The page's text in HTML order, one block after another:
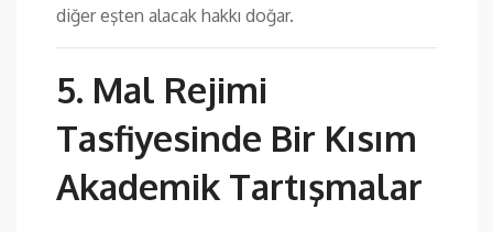
diğer eşten alacak hakkı doğar.
5. Mal Rejimi
Tasfiyesinde Bir Kısım
Akademik Tartışmalar